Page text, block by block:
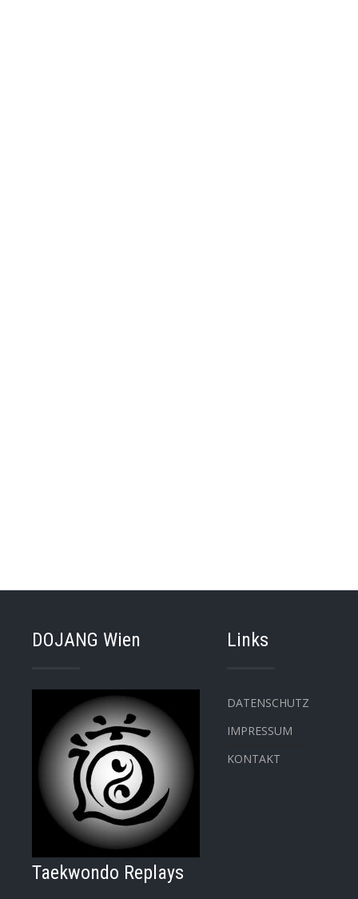
DOJANG Wien Links
DATENSCHUTZ
IMPRESSUM
KONTAKT
Taekwondo Replays